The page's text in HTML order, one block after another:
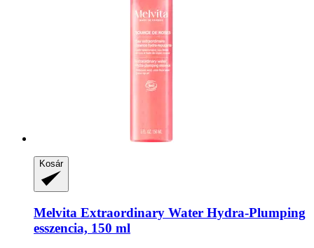
Kosár
Melvita Extraordinary Water Hydra-​Plumping
esszencia, 150 ml